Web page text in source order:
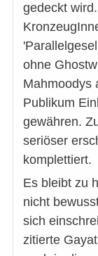
gedeckt
ohne
Mahmoodys
Publikum
gewähren.
seriöser
komplettiert.
Es bleibt zu
nicht
sich
zitierte